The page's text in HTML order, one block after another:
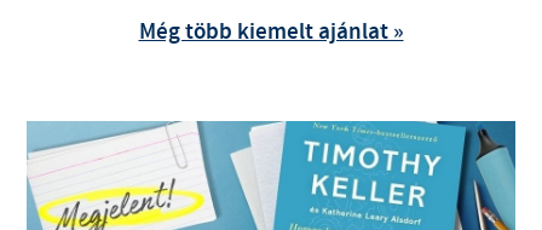
Még több kiemelt ajánlat »